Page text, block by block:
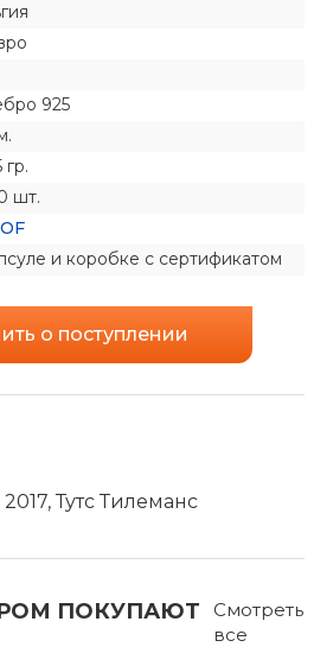
925
гр.
шт.
и коробке с сертификатом
о поступлении
Тутс Тилеманс
ПОКУПАЮТ
Смотреть
все